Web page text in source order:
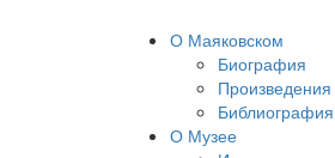
О Маяковском
Биография
Произведения
Библиография
О Музее